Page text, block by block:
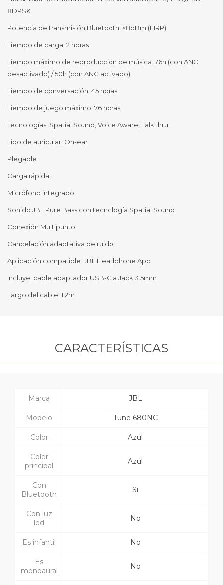
8DPSK
Potencia de transmisión Bluetooth: <8dBm (EIRP)
Tiempo de carga: 2 horas
Tiempo máximo de reproducción de música: 76h (con ANC
desactivado) / 50h (con ANC activado)
Tiempo de conversación: 45 horas
Tiempo de juego máximo: 76 horas
Tecnologías: Spatial Sound, Voice Aware, TalkThru
Tipo de auricular: On-ear
Plegable
Carga rápida
Micrófono integrado
Sonido JBL Pure Bass con tecnología Spatial Sound
Conexión Multipunto
Cancelación adaptativa de ruido
Aplicación compatible: JBL Headphone App
Incluye: cable adaptador USB-C a Jack 3.5mm
Largo del cable: 1,2m
CARACTERÍSTICAS
Marca JBL
Modelo Tune 680NC
Color Azul
Color
principal
Azul
Con
Bluetooth
Si
Con luz
led
No
Es infantil No
Es
monoaural
No